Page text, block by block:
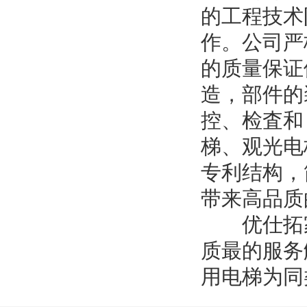
的工程技
作。公司
的质量保
造，部件
控、检査
梯、观光
专利结构
带来高品
优仕拓家
质最的服
用电梯为